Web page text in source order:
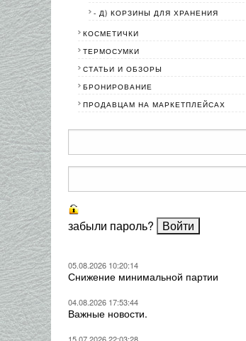
- Д) КОРЗИНЫ ДЛЯ ХРАНЕНИЯ
КОСМЕТИЧКИ
ТЕРМОСУМКИ
СТАТЬИ И ОБЗОРЫ
БРОНИРОВАНИЕ
ПРОДАВЦАМ НА МАРКЕТПЛЕЙСАХ
забыли пароль?
05.08.2026 10:20:14
Снижение минимальной партии
04.08.2026 17:53:44
Важные новости.
15.07.2026 22:03:28